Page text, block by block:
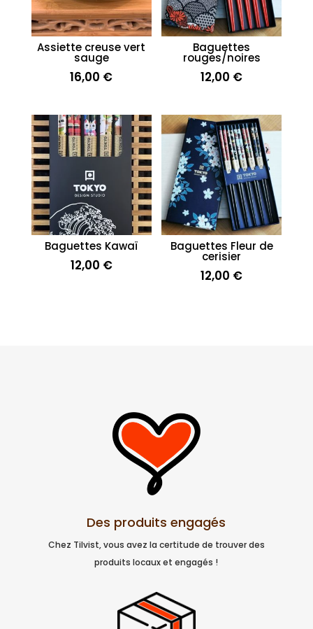
Assiette creuse vert
sauge
16,00 €
Baguettes
rouges/noires
12,00 €
Baguettes Kawaï
12,00 €
Baguettes Fleur de
cerisier
12,00 €
Des produits engagés
Chez Tilvist, vous avez la certitude de trouver des
produits locaux et engagés !